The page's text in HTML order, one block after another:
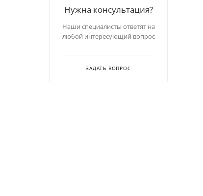
Нужна консультация?
Наши специалисты ответят на
любой интересующий вопрос
ЗАДАТЬ ВОПРОС